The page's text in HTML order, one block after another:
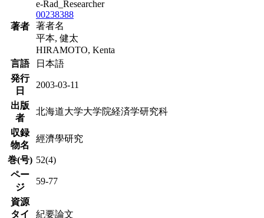
著者
e-Rad_Researcher
00238388
著者名
平本, 健太
HIRAMOTO, Kenta
言語
日本語
発行
日
2003-03-11
出版
者
北海道大学大学院経済学研究科
収録
物名
經濟學研究
巻(号) 52(4)
ペー
ジ
59-77
資源
タイ
紀要論文